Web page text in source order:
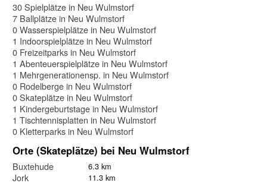
30 Spielplätze in Neu Wulmstorf
7 Ballplätze in Neu Wulmstorf
0 Wasserspielplätze in Neu Wulmstorf
1 Indoorspielplätze in Neu Wulmstorf
0 Freizeitparks in Neu Wulmstorf
1 Abenteuerspielplätze in Neu Wulmstorf
1 Mehrgenerationensp. in Neu Wulmstorf
0 Rodelberge in Neu Wulmstorf
0 Skateplätze in Neu Wulmstorf
1 Kindergeburtstage in Neu Wulmstorf
1 Tischtennisplatten in Neu Wulmstorf
0 Kletterparks in Neu Wulmstorf
Orte (Skateplätze) bei Neu Wulmstorf
Buxtehude 6.3 km
Jork 11.3 km